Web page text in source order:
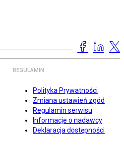
REGULAMIN
Polityka Prywatności
Zmiana ustawień zgód
Regulamin serwisu
Informacje o nadawcy
Deklaracja dostępności